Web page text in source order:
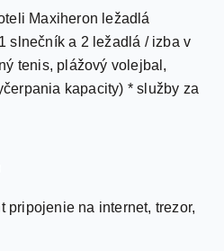
Maxiheron ležadlá
slnečník a 2 ležadlá / izba v
tenis, plážový volejbal,
kapacity) * služby za
pripojenie na internet, trezor,